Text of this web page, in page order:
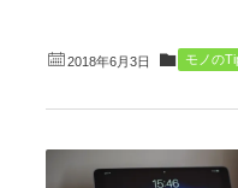
2018年6月3日 モノの